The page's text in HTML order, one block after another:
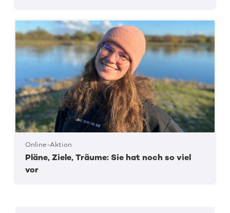
Online-Aktion
Pläne, Ziele, Träume: Sie hat noch so viel
vor